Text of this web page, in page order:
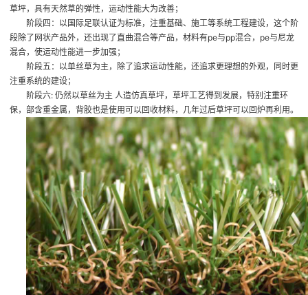
草坪，具有天然草的弹性，运动性能大为改善；
阶段四：以国际足联认证为标准，注重基础、施工等系统工程建设，这个阶
段除了网状产品外，还出现了直曲混合等产品，材料有pe与pp混合，pe与尼龙
混合，使运动性能进一步加强；
阶段五：以单丝草为主，除了追求运动性能，还追求更理想的外观，同时更
注重系统的建设；
阶段六: 仍然以草丝为主 人造仿真草坪，草坪工艺得到发展，特别注重环
保，部含重金属，背胶也是使用可以回收材料，几年过后草坪可以回炉再利用。